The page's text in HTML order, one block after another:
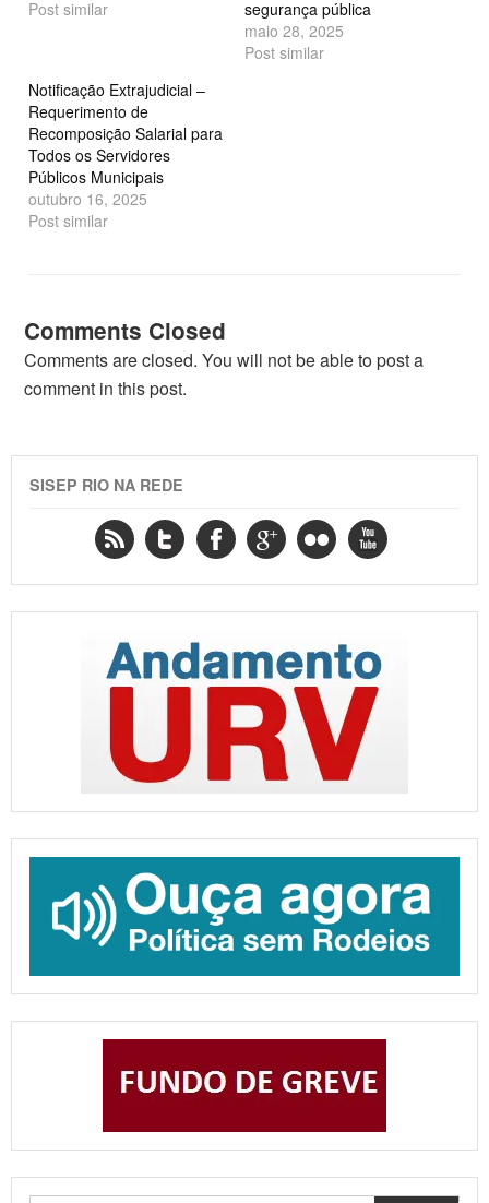
Post similar
segurança pública
maio 28, 2025
Post similar
Notificação Extrajudicial –
Requerimento de
Recomposição Salarial para
Todos os Servidores
Públicos Municipais
outubro 16, 2025
Post similar
Comments Closed
Comments are closed. You will not be able to post a
comment in this post.
SISEP RIO NA REDE